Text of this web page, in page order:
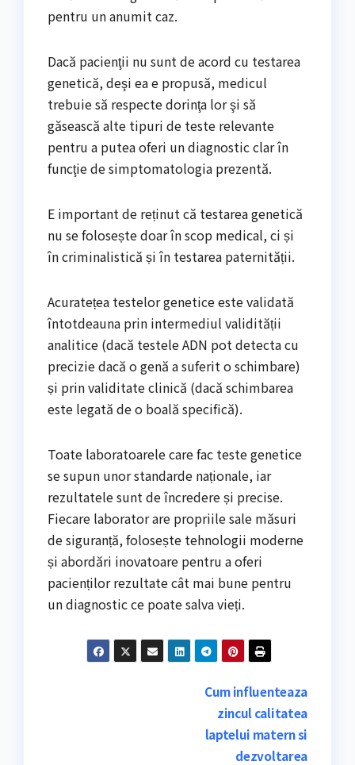
pentru un anumit caz.
Dacă pacienţii nu sunt de acord cu testarea
genetică, deşi ea e propusă, medicul
trebuie să respecte dorinţa lor şi să
găsească alte tipuri de teste relevante
pentru a putea oferi un diagnostic clar în
funcţie de simptomatologia prezentă.
E important de reținut că testarea genetică
nu se folosește doar în scop medical, ci și
în criminalistică și în testarea paternității.
Acuratețea testelor genetice este validată
întotdeauna prin intermediul validității
analitice (dacă testele ADN pot detecta cu
precizie dacă o genă a suferit o schimbare)
și prin validitate clinică (dacă schimbarea
este legată de o boală specifică).
Toate laboratoarele care fac teste genetice
se supun unor standarde naționale, iar
rezultatele sunt de încredere și precise.
Fiecare laborator are propriile sale măsuri
de siguranță, folosește tehnologii moderne
și abordări inovatoare pentru a oferi
pacienților rezultate cât mai bune pentru
un diagnostic ce poate salva vieți.
Cum influenteaza
zincul calitatea
laptelui matern si
dezvoltarea